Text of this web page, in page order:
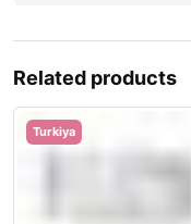
Related products
Turkiya